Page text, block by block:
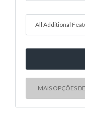
All Additional
MAIS OPÇÕES